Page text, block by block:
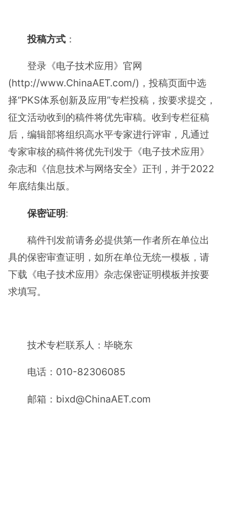
投稿方式 ：
登录《电子技术应用》官网
(http://www.ChinaAET.com/)，投稿页面中选
择“PKS体系创新及应用”专栏投稿，按要求提交，
征文活动收到的稿件将优先审稿。收到专栏征稿
后，编辑部将组织高水平专家进行评审，凡通过
专家审核的稿件将优先刊发于《电子技术应用》
杂志和《信息技术与网络安全》正刊，并于2022
年底结集出版。
保密证明:
稿件刊发前请务必提供第一作者所在单位出
具的保密审查证明，如所在单位无统一模板，请
下载《电子技术应用》杂志保密证明模板并按要
求填写。
技术专栏联系人：毕晓东
电话：010-82306085
邮箱：bixd@ChinaAET.com